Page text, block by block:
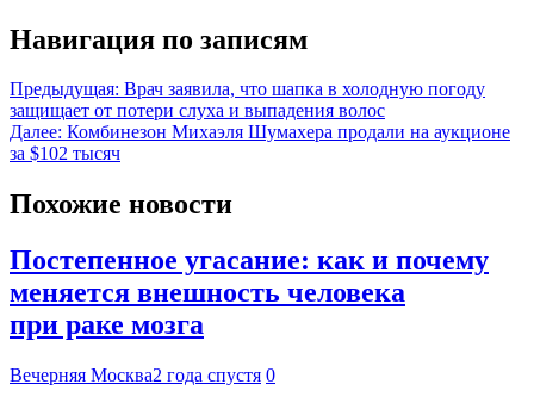
Навигация по записям
Предыдущая: Врач заявила, что шапка в холодную погоду
защищает от потери слуха и выпадения волос
Далее: Комбинезон Михаэля Шумахера продали на аукционе
за $102 тысяч
Похожие новости
Постепенное угасание: как и почему
меняется внешность человека
при раке мозга
Вечерняя Москва2 года спустя 0